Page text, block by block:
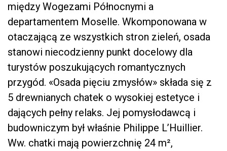
między Wogezami Północnymi a
departamentem Moselle. Wkomponowana w
otaczającą ze wszystkich stron zieleń, osada
stanowi niecodzienny punkt docelowy dla
turystów poszukujących romantycznych
przygód. «Osada pięciu zmysłów» składa się z
5 drewnianych chatek o wysokiej estetyce i
dających pełny relaks. Jej pomysłodawcą i
budowniczym był właśnie Philippe L’Huillier.
Ww. chatki mają powierzchnię 24 m²,